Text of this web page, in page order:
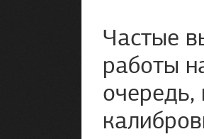
Частые
работы
очередь,